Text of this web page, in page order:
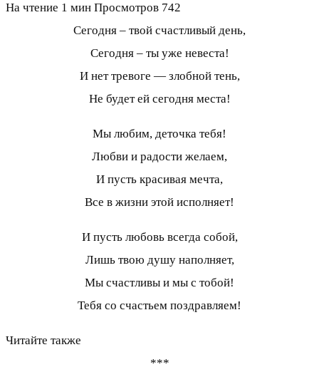
На чтение 1 мин Просмотров 742
Сегодня – твой счастливый день,
Сегодня – ты уже невеста!
И нет тревоге — злобной тень,
Не будет ей сегодня места!
Мы любим, деточка тебя!
Любви и радости желаем,
И пусть красивая мечта,
Все в жизни этой исполняет!
И пусть любовь всегда собой,
Лишь твою душу наполняет,
Мы счастливы и мы с тобой!
Тебя со счастьем поздравляем!
Читайте также
***